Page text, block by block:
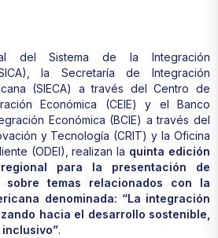
del Sistema de la Integración
SICA), la Secretaría de Integración
(SIECA) a través del Centro de
Económica (CEIE) y el Banco
Económica (BCIE) a través del
y Tecnología (CRIT) y la Oficina
(ODEI), realizan la quinta edición
para la presentación de
sobre temas relacionados con la
denominada: “La integración
hacia el desarrollo sostenible,
.